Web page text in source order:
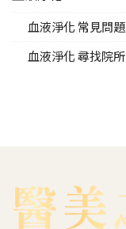
血液淨化 常見問題
血液淨化 尋找院所